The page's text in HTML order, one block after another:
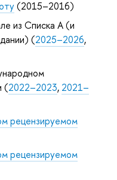
(2015–2016)
из Списка А (и
(2025–2026,
(2022–2023, 2021–
рецензируемом
рецензируемом